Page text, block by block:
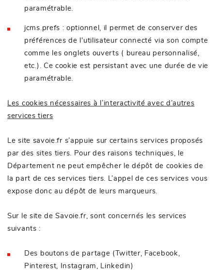
paramétrable.
jcms.prefs : optionnel, il permet de conserver des
préférences de l'utilisateur connecté via son compte
comme les onglets ouverts ( bureau personnalisé,
etc.). Ce cookie est persistant avec une durée de vie
paramétrable.
Les cookies nécessaires à l’interactivité avec d’autres
services tiers
Le site savoie.fr s’appuie sur certains services proposés
par des sites tiers. Pour des raisons techniques, le
Département ne peut empêcher le dépôt de cookies de
la part de ces services tiers. L’appel de ces services vous
expose donc au dépôt de leurs marqueurs.
Sur le site de Savoie.fr, sont concernés les services
suivants :
Des boutons de partage (Twitter, Facebook,
Pinterest, Instagram, Linkedin)